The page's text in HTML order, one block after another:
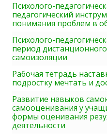
Психолого-
педагогический
понимания проблем в
Психолого-
период
самоизоляции
Рабочая тетрадь
подростку мечтать и
Развитие навыков
самооценивания у
формы оценивания
деятельности